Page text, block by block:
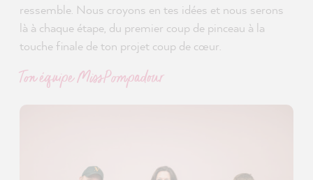
ressemble. Nous croyons en tes idées et nous serons
là à chaque étape, du premier coup de pinceau à la
touche finale de ton projet coup de cœur.
Ton équipe MissPompadour